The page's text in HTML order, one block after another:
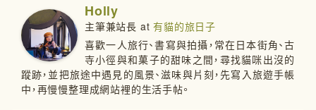
Holly
主筆兼站長 at有貓的旅日子
喜歡一人旅行、書寫與拍攝，常在日本街角、古
寺小徑與和菓子的甜味之間，尋找貓咪出沒的
蹤跡，並把旅途中遇見的風景、滋味與片刻，先寫入旅遊手帳
中，再慢慢整理成網站裡的生活手帖。